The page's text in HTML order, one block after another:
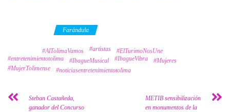
Farándula
#AlTolimaVamos #artistas
#ElTurimoNosUne
#entretenimientotolima
#IbagueMusical #IbagueVibra
#Mujeres
#MujerTolimense
#noticiasentretenimientotolima
Steban Castañeda,
ganador del Concurso
METIB sensibilización
en monumentos de la